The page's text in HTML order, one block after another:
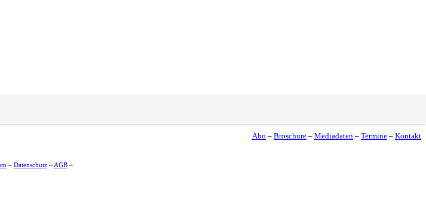
Abo – Broschüre – Mediadaten – Termine – Kontakt
– Datenschutz – AGB –